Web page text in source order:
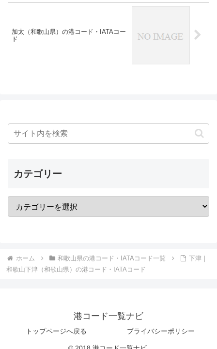
加太（和歌山県）の港コード・IATAコー
ド
カテゴリー
ホーム 和歌山県の港コード・IATAコード一覧
下津｜
和歌山下津（和歌山県）の港コード・IATAコード
港コード一覧ナビ
トップページへ戻る プライバシーポリシー